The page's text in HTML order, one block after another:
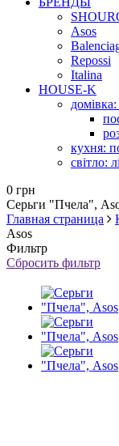
Asos
Repossi
Italina
HOUSE-K
кухня:
світло:
0 грн
Серьги "Пчела",
Главная страница
Asos
Фильтр
Сбросить фильтр